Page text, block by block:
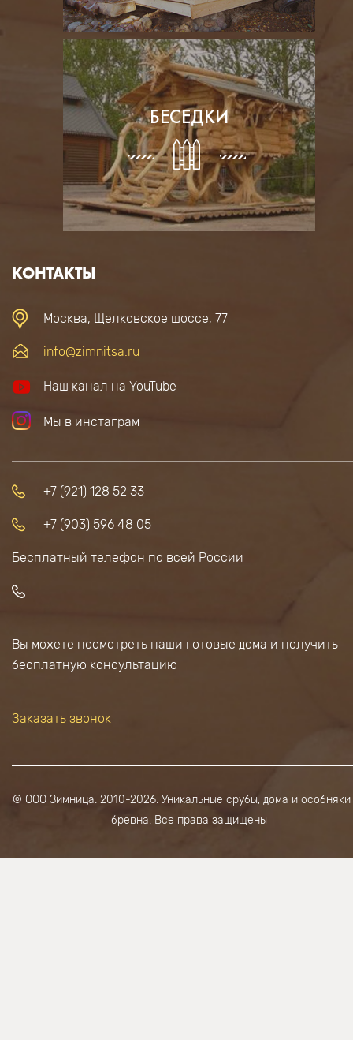
БЕСЕДКИ
КОНТАКТЫ
Москва, Щелковское шоссе, 77
info@zimnitsa.ru
Наш канал на YouTube
Мы в инстаграм
+7 (921) 128 52 33
+7 (903) 596 48 05
Бесплатный телефон по всей России
Вы можете посмотреть наши готовые дома и получить
бесплатную консультацию
Заказать звонок
© ООО Зимница. 2010-2026. Уникальные срубы, дома и особняки
бревна. Все права защищены